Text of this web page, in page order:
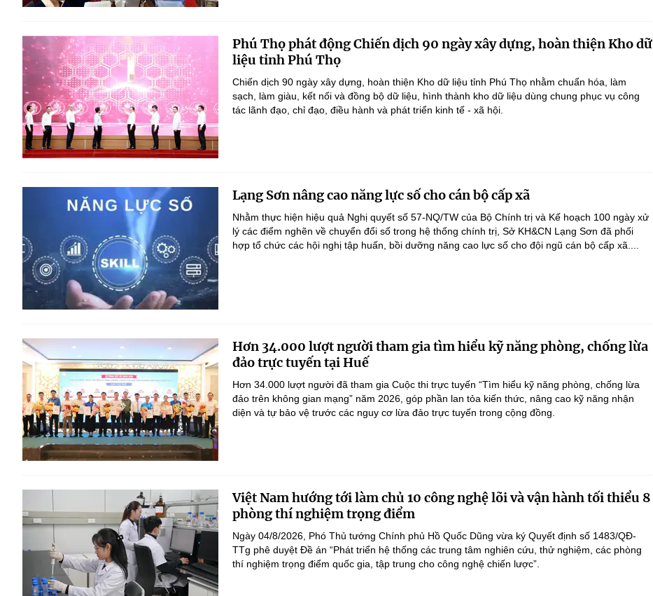
Phú Thọ phát động Chiến dịch 90 ngày xây dựng, hoàn thiện Kho dữ
liệu tỉnh Phú Thọ
Chiến dịch 90 ngày xây dựng, hoàn thiện Kho dữ liệu tỉnh Phú Thọ nhằm chuẩn hóa, làm
sạch, làm giàu, kết nối và đồng bộ dữ liệu, hình thành kho dữ liệu dùng chung phục vụ công
tác lãnh đạo, chỉ đạo, điều hành và phát triển kinh tế - xã hội.
Lạng Sơn nâng cao năng lực số cho cán bộ cấp xã
Nhằm thực hiện hiệu quả Nghị quyết số 57-NQ/TW của Bộ Chính trị và Kế hoạch 100 ngày xử
lý các điểm nghẽn về chuyển đổi số trong hệ thống chính trị, Sở KH&CN Lạng Sơn đã phối
hợp tổ chức các hội nghị tập huấn, bồi dưỡng năng cao lực số cho đội ngũ cán bộ cấp xã....
Hơn 34.000 lượt người tham gia tìm hiểu kỹ năng phòng, chống lừa
đảo trực tuyến tại Huế
Hơn 34.000 lượt người đã tham gia Cuộc thi trực tuyến “Tìm hiểu kỹ năng phòng, chống lừa
đảo trên không gian mạng” năm 2026, góp phần lan tỏa kiến thức, nâng cao kỹ năng nhận
diện và tự bảo vệ trước các nguy cơ lừa đảo trực tuyến trong cộng đồng.
Việt Nam hướng tới làm chủ 10 công nghệ lõi và vận hành tối thiểu 8
phòng thí nghiệm trọng điểm
Ngày 04/8/2026, Phó Thủ tướng Chính phủ Hồ Quốc Dũng vừa ký Quyết định số 1483/QĐ-
TTg phê duyệt Đề án “Phát triển hệ thống các trung tâm nghiên cứu, thử nghiệm, các phòng
thí nghiệm trọng điểm quốc gia, tập trung cho công nghệ chiến lược”.